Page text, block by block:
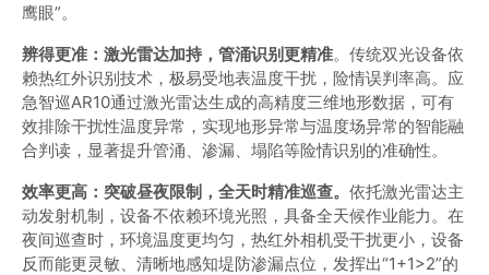
鹰眼”。
辨得更准：激光雷达加持，管涌识别更精准。传统双光设备依
赖热红外识别技术，极易受地表温度干扰，险情误判率高。应
急智巡AR10通过激光雷达生成的高精度三维地形数据，可有
效排除干扰性温度异常，实现地形异常与温度场异常的智能融
合判读，显著提升管涌、渗漏、塌陷等险情识别的准确性。
效率更高：突破昼夜限制，全天时精准巡查。 依托激光雷达主
动发射机制，设备不依赖环境光照，具备全天候作业能力。在
夜间巡查时，环境温度更均匀，热红外相机受干扰更小，设备
反而能更灵敏、清晰地感知堤防渗漏点位，发挥出“1+1>2”的